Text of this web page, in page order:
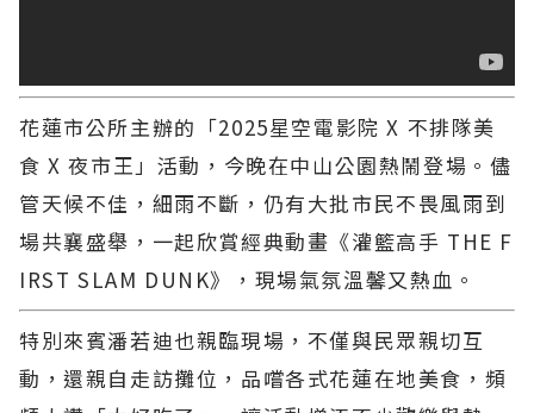
花蓮市公所主辦的「2025星空電影院 X 不排隊美
食 X 夜市王」活動，今晚在中山公園熱鬧登場。儘
管天候不佳，細雨不斷，仍有大批市民不畏風雨到
場共襄盛舉，一起欣賞經典動畫《灌籃高手 THE F
IRST SLAM DUNK》，現場氣氛溫馨又熱血。
特別來賓潘若迪也親臨現場，不僅與民眾親切互
動，還親自走訪攤位，品嚐各式花蓮在地美食，頻